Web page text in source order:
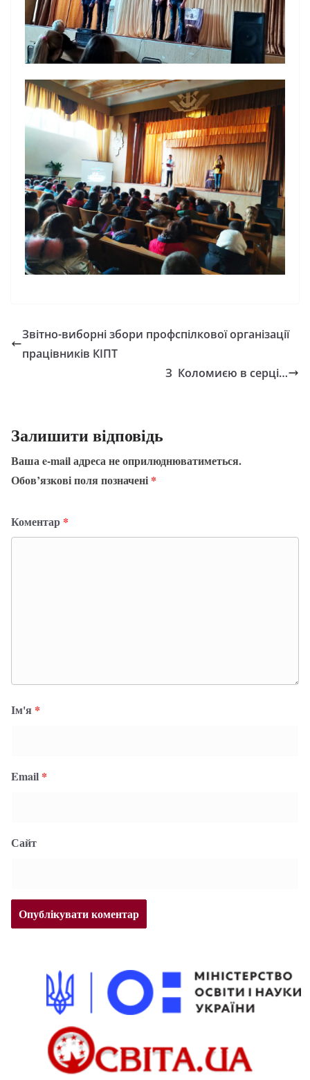
Звітно-виборні збори профспілкової організації
працівників КІПТ
З Коломиєю в серці…
Залишити відповідь
Ваша e-mail адреса не оприлюднюватиметься.
Обов’язкові поля позначені *
Коментар *
Ім'я *
Email *
Сайт